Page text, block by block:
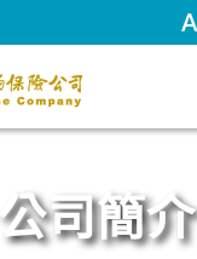
公司簡介